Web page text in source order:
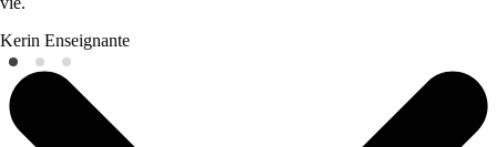
Kerin Enseignante